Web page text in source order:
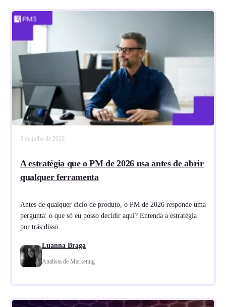
3 de julho de 2026
A estratégia que o PM de 2026 usa antes de abrir
qualquer ferramenta
Antes de qualquer ciclo de produto, o PM de 2026 responde uma
pergunta: o que só eu posso decidir aqui? Entenda a estratégia
por trás disso.
Luanna Braga
Analista de Marketing